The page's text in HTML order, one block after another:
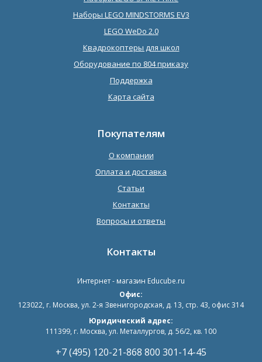
Наборы LEGO MINDSTORMS EV3
LEGO WeDo 2.0
Квадрокоптеры для школ
Оборудование по 804 приказу
Поддержка
Карта сайта
Покупателям
О компании
Оплата и доставка
Статьи
Контакты
Вопросы и ответы
Контакты
Интернет - магазин Educube.ru
Офис:
123022, г. Москва, ул. 2-я Звенигородская, д. 13, стр. 43, офис 314
Юридический адрес:
111399, г. Москва, ул. Металлургов, д. 56/2, кв. 100
+7 (495) 120-21-868 800 301-14-45